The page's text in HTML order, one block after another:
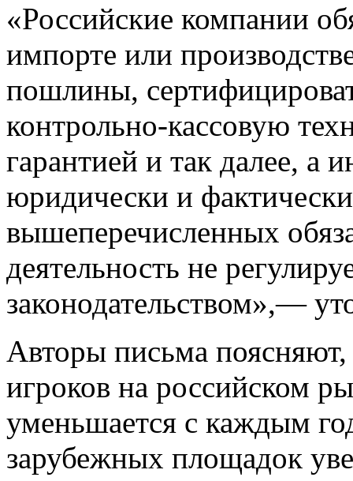
«Российские компании
импорте или
пошлины,
контрольно-кассовую
гарантией и так далее, а
юридически и
вышеперечисленных
деятельность не
законодательством»,—
Авторы письма поясняют,
игроков на российском
уменьшается с каждым
зарубежных площадок